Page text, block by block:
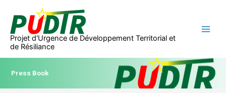
contenu
Projet d'Urgence de Développement Territorial et
de Résiliance
Press Book